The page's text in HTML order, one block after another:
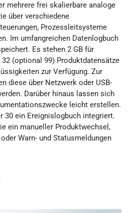
mehrere frei skalierbare analoge
über verschiedene
Prozessleitsysteme
Im umfangreichen Datenlogbuch
Es stehen 2 GB für
(optional 99) Produktdatensätze
zur Verfügung. Zur
diese über Netzwerk oder USB-
Darüber hinaus lassen sich
leicht erstellen.
30 ein Ereignislogbuch integriert.
ein manueller Produktwechsel,
Warn- und Statusmeldungen